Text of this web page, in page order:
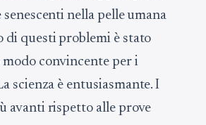
nella pelle umana
di questi problemi è stato
convincente per i
scienza è entusiasmante. I
avanti rispetto alle prove